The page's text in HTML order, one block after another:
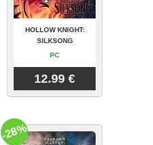
HOLLOW KNIGHT:
SILKSONG
PC
12.99 €
-28%